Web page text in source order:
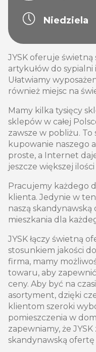
Niedziela
JYSK oferuje
artykułów do sypialni
Ułatwiamy
również miejsc na
Mamy kilka tysięcy
sklepów w całej
zawsze w pobliżu. To
kupowanie naszego
proste, a Internet
jeszcze większej
Pracujemy każdego
klienta. Jedynie w
naszą
mieszkania dla
JYSK łączy świetną
stosunkiem jakości
firma, mamy
towaru, aby
ceny. Aby być na
asortyment, dzięki
klientom szeroki
pomieszczenia w
zapewniamy, że
skandynawską ofertę